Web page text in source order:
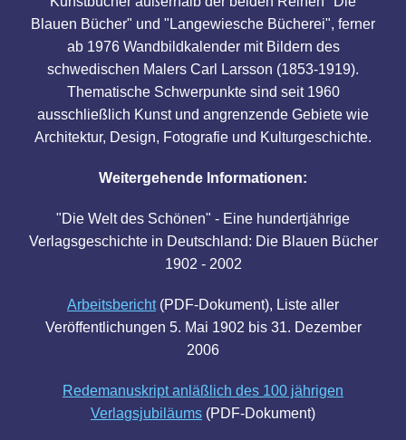
Blauen Bücher" und "Langewiesche Bücherei", ferner
ab 1976 Wandbildkalender mit Bildern des
schwedischen Malers Carl Larsson (1853-1919).
Thematische Schwerpunkte sind seit 1960
ausschließlich Kunst und angrenzende Gebiete wie
Architektur, Design, Fotografie und Kulturgeschichte.
Weitergehende Informationen:
"Die Welt des Schönen" - Eine hundertjährige
Verlagsgeschichte in Deutschland: Die Blauen Bücher
1902 - 2002
Arbeitsbericht(PDF-Dokument), Liste aller
Veröffentlichungen 5. Mai 1902 bis 31. Dezember
2006
Redemanuskript anläßlich des 100 jährigen
Verlagsjubiläums (PDF-Dokument)